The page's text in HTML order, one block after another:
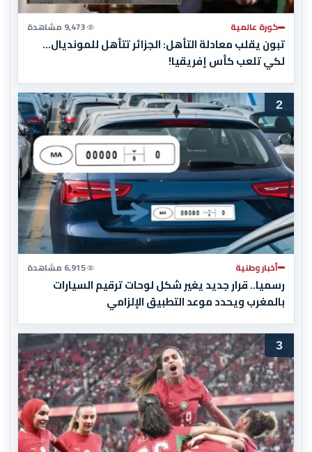
كورة عالمية 9,473 مشاهدة
تبون يقلب معادلة التأهل: الجزائر تتأهل للمونديال…
لكي تلعب كأس إفريقيا!
2
أخبار وطنية 6,915 مشاهدة
رسميا.. قرار جديد يغير شكل لوحات ترقيم السيارات
بالمغرب ويحدد موعد التطبيق الإلزامي
3